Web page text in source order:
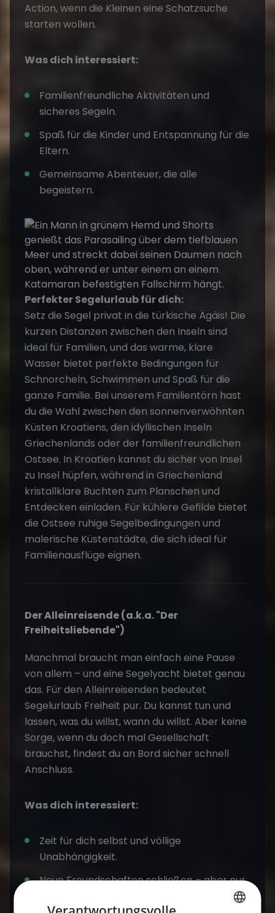
Action, wenn die Kleinen eine Schatzsuche
starten wollen.
Was dich interessiert:
Familienfreundliche Aktivitäten und
sicheres Segeln.
Spaß für die Kinder und Entspannung für die
Eltern.
Gemeinsame Abenteuer, die alle
begeistern.
Perfekter Segelurlaub für dich:
Setz die Segel privat in die türkische Ägäis! Die
kurzen Distanzen zwischen den Inseln sind
ideal für Familien, und das warme, klare
Wasser bietet perfekte Bedingungen für
Schnorcheln, Schwimmen und Spaß für die
ganze Familie. Bei unserem Familientörn hast
du die Wahl zwischen den sonnenverwöhnten
Küsten Kroatiens, den idyllischen Inseln
Griechenlands oder der familienfreundlichen
Ostsee. In Kroatien kannst du sicher von Insel
zu Insel hüpfen, während in Griechenland
kristallklare Buchten zum Planschen und
Entdecken einladen. Für kühlere Gefilde bietet
die Ostsee ruhige Segelbedingungen und
malerische Küstenstädte, die sich ideal für
Familienausflüge eignen.
Der Alleinreisende (a.k.a. "Der
Freiheitsliebende")
Manchmal braucht man einfach eine Pause
von allem – und eine Segelyacht bietet genau
das. Für den Alleinreisenden bedeutet
Segelurlaub Freiheit pur. Du kannst tun und
lassen, was du willst, wann du willst. Aber keine
Sorge, wenn du doch mal Gesellschaft
brauchst, findest du an Bord sicher schnell
Anschluss.
Was dich interessiert:
Zeit für dich selbst und völlige
Unabhängigkeit.
Neue Freundschaften schließen – aber nur,